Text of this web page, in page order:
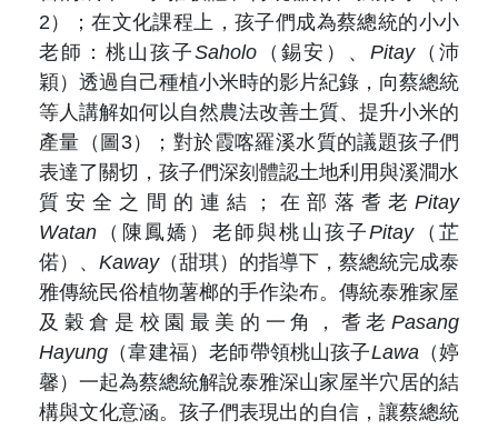
2）；在文化課程上，孩子們成為蔡總統的小小
老師：桃山孩子Saholo （錫安）、 Pitay（沛
穎）透過自己種植小米時的影片紀錄，向蔡總統
等人講解如何以自然農法改善土質、提升小米的
產量（圖3）；對於霞喀羅溪水質的議題孩子們
表達了關切，孩子們深刻體認土地利用與溪澗水
質安全之間的連結；在部落耆老 Pitay
Watan （陳鳳嬌）老師與桃山孩子Pitay（芷
偌）、 Kaway（甜琪）的指導下，蔡總統完成泰
雅傳統民俗植物薯榔的手作染布。傳統泰雅家屋
及穀倉是校園最美的一角，耆老 Pasang
Hayung （韋建福）老師帶領桃山孩子Lawa（婷
馨）一起為蔡總統解說泰雅深山家屋半穴居的結
構與文化意涵。孩子們表現出的自信，讓蔡總統